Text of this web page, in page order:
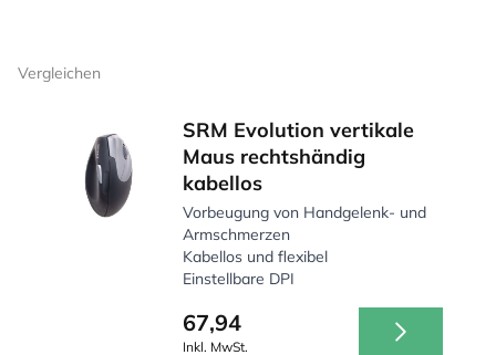
Vergleichen
SRM Evolution vertikale
Maus rechtshändig
kabellos
Vorbeugung von Handgelenk- und
Armschmerzen
Kabellos und flexibel
Einstellbare DPI
67,94
Inkl. MwSt.